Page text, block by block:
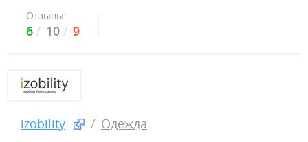
Отзывы:
6 10 9
izobility Одежда